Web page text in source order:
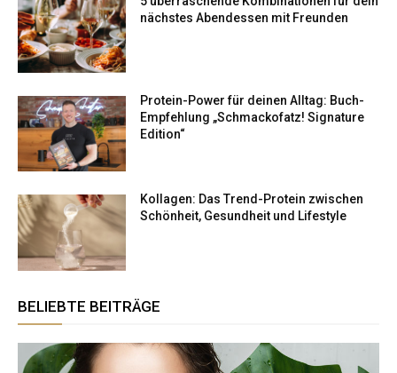
nächstes Abendessen mit Freunden
Protein-Power für deinen Alltag: Buch-
Empfehlung „Schmackofatz! Signature
Edition“
Kollagen: Das Trend-Protein zwischen
Schönheit, Gesundheit und Lifestyle
BELIEBTE BEITRÄGE